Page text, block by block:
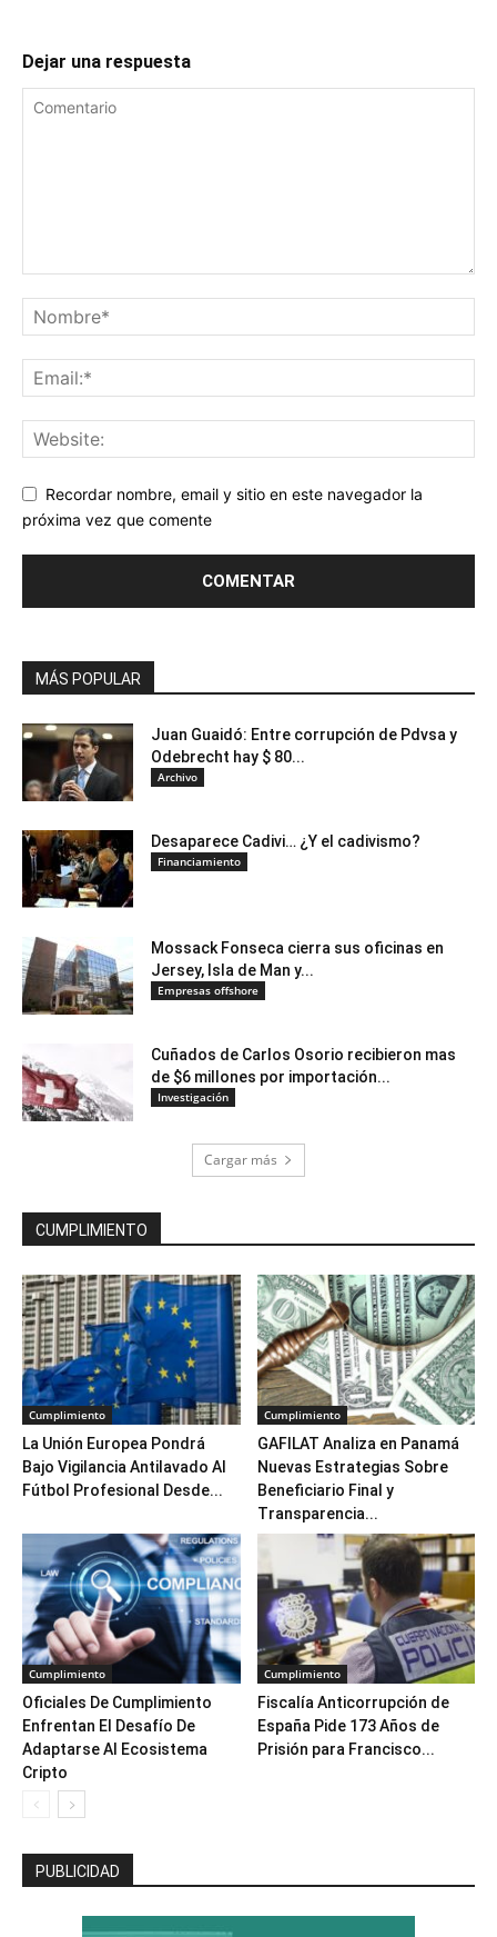
Dejar una respuesta
Recordar nombre, email y sitio en este navegador la
próxima vez que comente
MÁS POPULAR
Juan Guaidó: Entre corrupción de Pdvsa y
Odebrecht hay $ 80...
Archivo
Desaparece Cadivi… ¿Y el cadivismo?
Financiamiento
Mossack Fonseca cierra sus oficinas en
Jersey, Isla de Man y...
Empresas offshore
Cuñados de Carlos Osorio recibieron mas
de $6 millones por importación...
Investigación
Cargar más
CUMPLIMIENTO
Cumplimiento
La Unión Europea Pondrá
Bajo Vigilancia Antilavado Al
Fútbol Profesional Desde...
Cumplimiento
GAFILAT Analiza en Panamá
Nuevas Estrategias Sobre
Beneficiario Final y
Transparencia...
Cumplimiento
Oficiales De Cumplimiento
Enfrentan El Desafío De
Adaptarse Al Ecosistema
Cripto
Cumplimiento
Fiscalía Anticorrupción de
España Pide 173 Años de
Prisión para Francisco...
PUBLICIDAD